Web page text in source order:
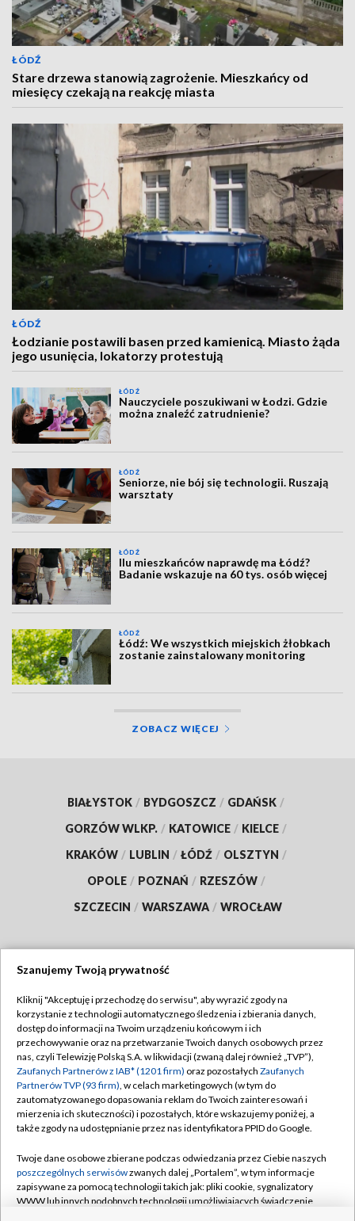
ŁÓDŹ
Stare drzewa stanowią zagrożenie. Mieszkańcy od
miesięcy czekają na reakcję miasta
ŁÓDŹ
Łodzianie postawili basen przed kamienicą. Miasto żąda
jego usunięcia, lokatorzy protestują
ŁÓDŹ
Nauczyciele poszukiwani w Łodzi. Gdzie
można znaleźć zatrudnienie?
ŁÓDŹ
Seniorze, nie bój się technologii. Ruszają
warsztaty
ŁÓDŹ
Ilu mieszkańców naprawdę ma Łódź?
Badanie wskazuje na 60 tys. osób więcej
ŁÓDŹ
Łódź: We wszystkich miejskich żłobkach
zostanie zainstalowany monitoring
ZOBACZ WIĘCEJ
BIAŁYSTOK / BYDGOSZCZ / GDAŃSK /
GORZÓW WLKP. / KATOWICE / KIELCE /
KRAKÓW / LUBLIN / ŁÓDŹ / OLSZTYN /
OPOLE / POZNAŃ / RZESZÓW /
SZCZECIN / WARSZAWA / WROCŁAW
TVP
Abonament TVP
Emisja w TVP
Centrum informacji TVP
Naziemna Telewizja Cyfrowa
Rada Programowa
System NOS
Regulamin TVP
Polityka prywatności
Moje zgody
Pomoc
Kontakt
Szanujemy Twoją prywatność
Kliknij "Akceptuję i przechodzę do serwisu", aby wyrazić zgody na
korzystanie z technologii automatycznego śledzenia i zbierania danych,
dostęp do informacji na Twoim urządzeniu końcowym i ich
przechowywanie oraz na przetwarzanie Twoich danych osobowych przez
nas, czyli Telewizję Polską S.A. w likwidacji (zwaną dalej również „TVP”),
Zaufanych Partnerów z IAB* (1201 firm) oraz pozostałych Zaufanych
Partnerów TVP (93 firm), w celach marketingowych (w tym do
zautomatyzowanego dopasowania reklam do Twoich zainteresowań i
mierzenia ich skuteczności) i pozostałych, które wskazujemy poniżej, a
także zgody na udostępnianie przez nas identyfikatora PPID do Google.
Twoje dane osobowe zbierane podczas odwiedzania przez Ciebie naszych
poszczególnych serwisówzwanych dalej „Portalem”, w tym informacje
zapisywane za pomocą technologii takich jak: pliki cookie, sygnalizatory
WWW lub innych podobnych technologii umożliwiających świadczenie